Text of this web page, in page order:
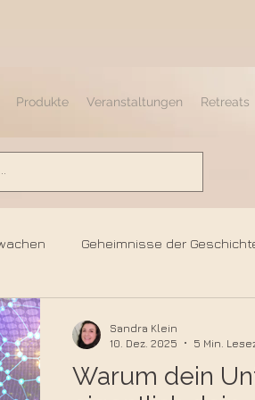
Produkte Veranstaltungen Retreats
Geheimnisse der
Sternengeschwister & Sternensaaten
Seelenerinnerung
Warum dein
Sandra Klein
10. Dez. 2025
5 Min.